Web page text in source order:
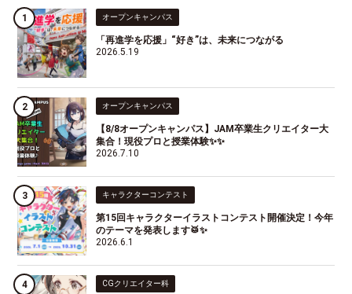
オープンキャンパス
「再進学を応援」“好き”は、未来につながる
2026.5.19
オープンキャンパス
【8/8オープンキャンパス】JAM卒業生クリエイター大
集合！現役プロと授業体験✨✨
2026.7.10
キャラクターコンテスト
第15回キャラクターイラストコンテスト開催決定！今年
のテーマを発表します🥁✨
2026.6.1
CGクリエイター科